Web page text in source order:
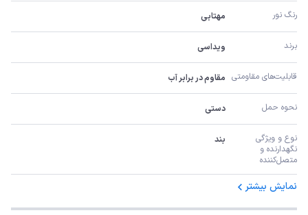
رنگ نور مهتابی
برند ویداسی
قابلیت‌های مقاومتی مقاوم در برابر آب
نحوه حمل دستی
متصل‌کننده
بند
نمایش بیشتر